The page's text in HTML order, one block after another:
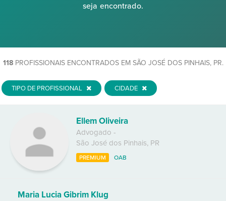
seja encontrado.
118PROFISSIONAIS ENCONTRADOS EM SÃO JOSÉ DOS PINHAIS, PR.
TIPO DE PROFISSIONAL CIDADE
Ellem Oliveira
Advogado -
São José dos Pinhais, PR
PREMIUM OAB
Maria Lucia Gibrim Klug